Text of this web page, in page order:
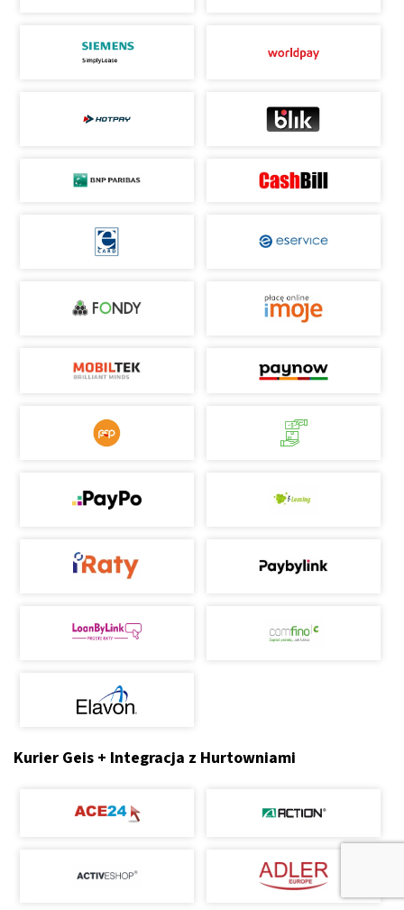
Kurier Geis + Integracja z Hurtowniami